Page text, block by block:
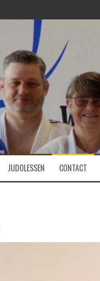
JUDOLESSEN CONTACT